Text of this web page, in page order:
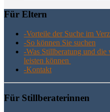
Für Eltern
-Vor­tei­le der Suche im
-So kön­nen Sie suchen
-Was Still­be­ra­tung und die
leis­ten können
-Kon­takt
Für Still­be­ra­te­rin­nen